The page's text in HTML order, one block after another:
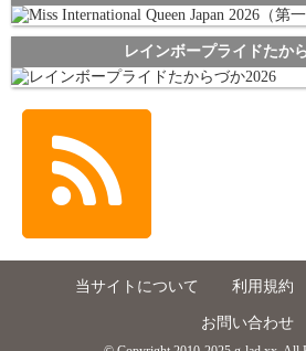
レインボープライドたか
当サイトについて 利用規約
お問い合わせ